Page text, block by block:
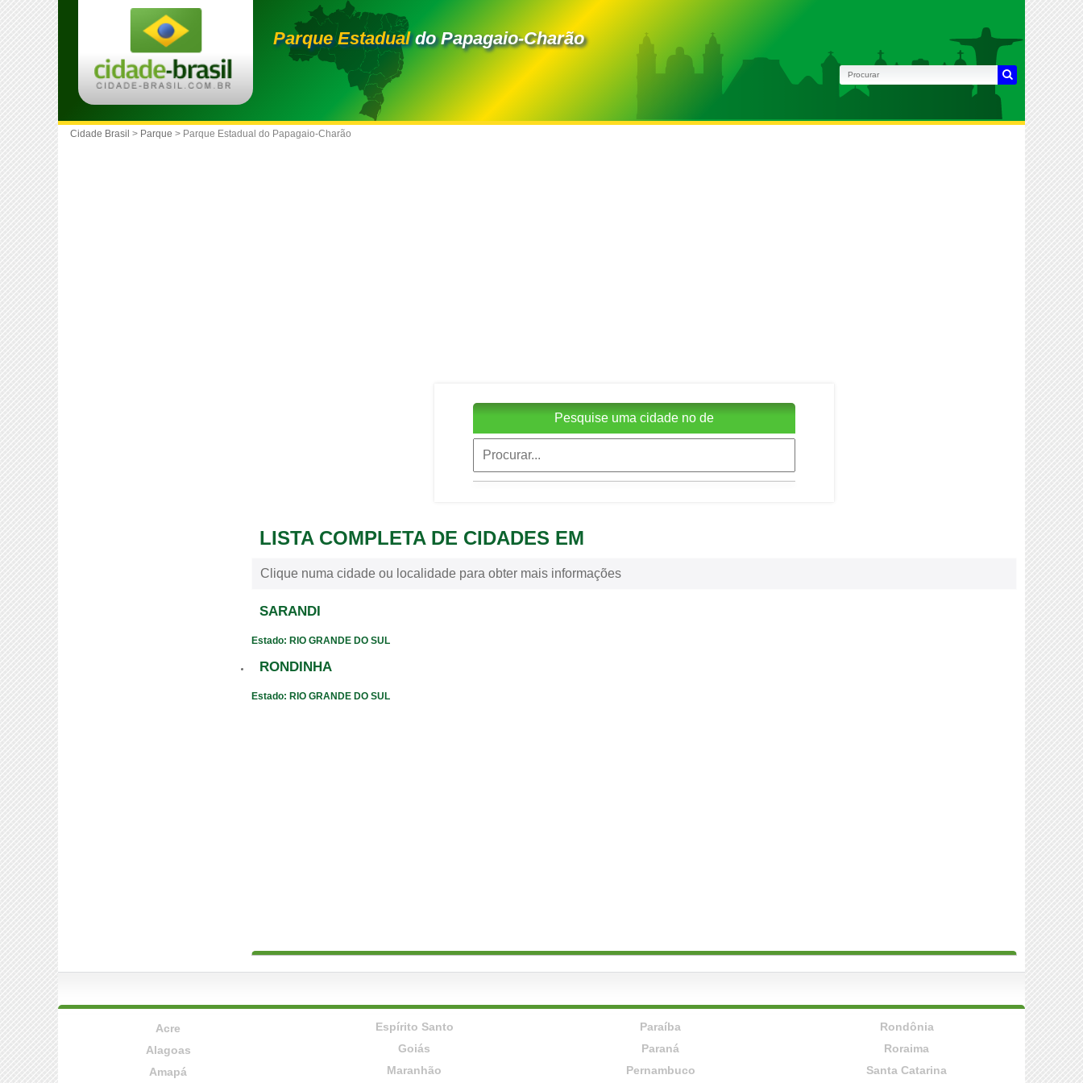
Parque Estadualdo Papagaio-Charão
Cidade Brasil > Parque > Parque Estadual do Papagaio-Charão
Pesquise uma cidade no de
LISTA COMPLETA DE CIDADES EM
Clique numa cidade ou localidade para obter mais informações
SARANDI
Estado: RIO GRANDE DO SUL
RONDINHA
Estado: RIO GRANDE DO SUL
Acre
Alagoas
Amapá
Espírito Santo
Goiás
Maranhão
Paraíba
Paraná
Pernambuco
Rondônia
Roraima
Santa Catarina